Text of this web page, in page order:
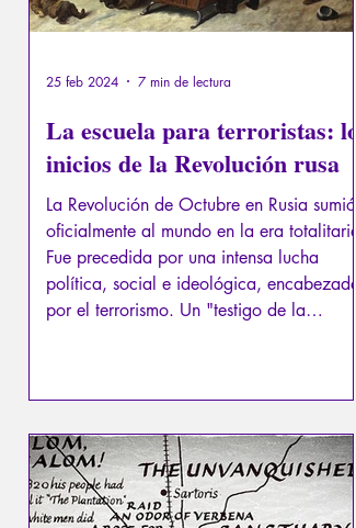
La escuela para terroristas: los
inicios de la Revolución rusa
La Revolución de Octubre en Rusia sumió
oficialmente al mundo en la era totalitaria.
Fue precedida por una intensa lucha
política, social e ideológica, encabezada
por el terrorismo. Un "testigo de la
en pesadilla. ¿Será casualidad que la
novela se subtitulara "El libro de los
finales"?
25 feb 2024 7 min de lectura